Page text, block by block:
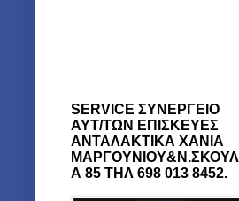
SERVICE ΣΥΝΕΡΓΕΙΟ
ΑΥΤ/ΤΩΝ ΕΠΙΣΚΕΥΕΣ
ΑΝΤΑΛΑΚΤΙΚΑ ΧΑΝΙΑ
ΜΑΡΓΟΥΝΙΟΥ&Ν.ΣΚΟΥΛ
Α 85 ΤΗΛ 698 013 8452.